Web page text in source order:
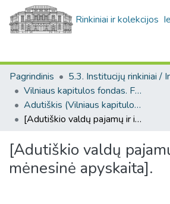
Rinkiniai ir kolekcijos
Pagrindinis
Vilniaus kapitulos fondas. F43
Adutiškis (Vilniaus kapitulos fondas. F43. Bažnytinės valdos)
[Adutiškio valdų pajamų ir išlaidų mėnesinė apyskaita].
[Adutiškio valdų
mėnesinė apyskaita].